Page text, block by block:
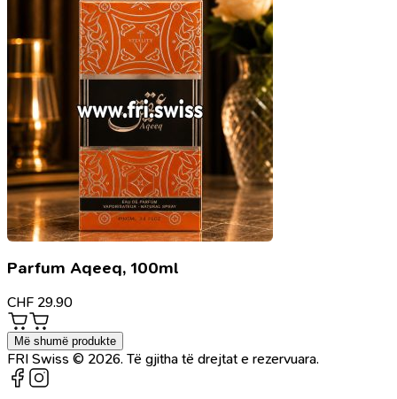
Parfum Aqeeq, 100ml
CHF 29.90
Më shumë produkte
FRI Swiss © 2026. Të gjitha të drejtat e rezervuara.